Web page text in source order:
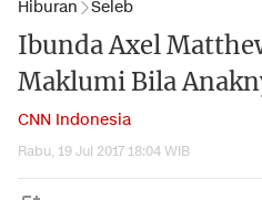
Hiburan Seleb
Ibunda Axel
Maklumi Bila
CNN Indonesia
Rabu, 19 Jul 2017 18:04 WIB